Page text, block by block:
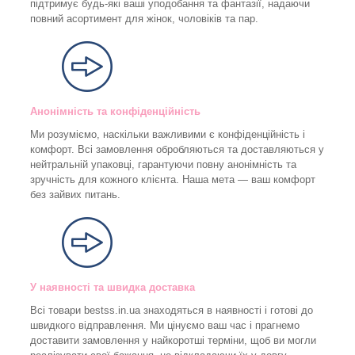
підтримує будь-які ваші уподобання та фантазії, надаючи
повний асортимент для жінок, чоловіків та пар.
Анонімність та конфіденційність
Ми розуміємо, наскільки важливими є конфіденційність і
комфорт. Всі замовлення обробляються та доставляються у
нейтральній упаковці, гарантуючи повну анонімність та
зручність для кожного клієнта. Наша мета — ваш комфорт
без зайвих питань.
У наявності та швидка доставка
Всі товари bestss.in.ua знаходяться в наявності і готові до
швидкого відправлення. Ми цінуємо ваш час і прагнемо
доставити замовлення у найкоротші терміни, щоб ви могли